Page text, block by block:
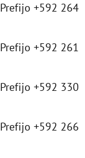
Prefijo +592 264
Prefijo +592 261
Prefijo +592 330
Prefijo +592 266